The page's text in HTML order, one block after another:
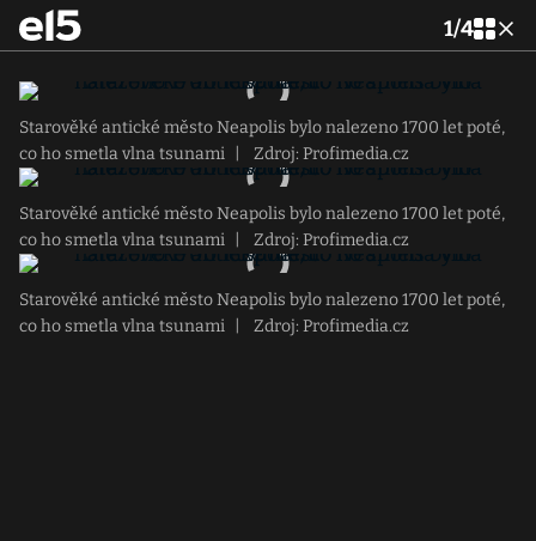
1/4
Starověké antické město Neapolis bylo nalezeno 1700 let poté,
co ho smetla vlna tsunami
Zdroj: Profimedia.cz
Starověké antické město Neapolis bylo nalezeno 1700 let poté,
co ho smetla vlna tsunami
Zdroj: Profimedia.cz
Starověké antické město Neapolis bylo nalezeno 1700 let poté,
co ho smetla vlna tsunami
Zdroj: Profimedia.cz